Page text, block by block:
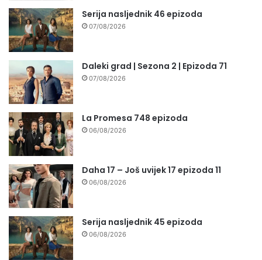
Serija nasljednik 46 epizoda
07/08/2026
Daleki grad | Sezona 2 | Epizoda 71
07/08/2026
La Promesa 748 epizoda
06/08/2026
Daha 17 – Još uvijek 17 epizoda 11
06/08/2026
Serija nasljednik 45 epizoda
06/08/2026